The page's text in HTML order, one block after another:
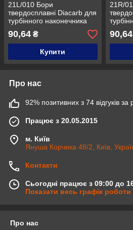
21L/010 Бори
твердосплавні Diacarb для
турбінного наконечника
від Diaswiss (Діасвіс)
Швейцарія к. 31
90,64 ₴
Купити
21R/
від
90,64
Про нас
92% позитивних з 74 відгуків за
Працює з 20.05.2015
м. Київ
Януша Корчика 48/2, Київ,
Контакти
Сьогодні працює з 09:00 до
Показати весь графік роботи
Про нас